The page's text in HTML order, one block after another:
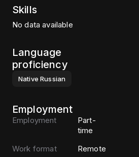
Skills
No data available
Language
proficiency
Native Russian
Employment
Employment
Part-
time
Work format
Remote